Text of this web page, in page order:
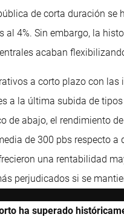
de corta duración
al 4%. Sin embargo, la
acaban
a corto plazo con las
a la última subida de
de abajo, el rendimiento
de 300 pbs respecto
una rentabilidad
perjudicados si se
ha superado